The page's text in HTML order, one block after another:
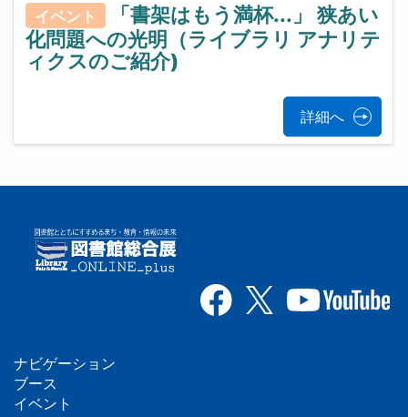
イベント
「書架はもう満杯...」 狭あい
化問題への光明（ライブラリ アナリテ
ィクスのご紹介)
詳細へ
フ
ナビゲーション
ブース
イベント